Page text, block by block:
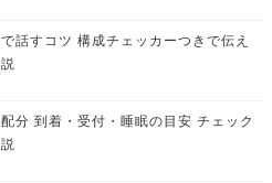
話すコツ 構成チェッカーつきで伝え
分 到着・受付・睡眠の目安 チェック